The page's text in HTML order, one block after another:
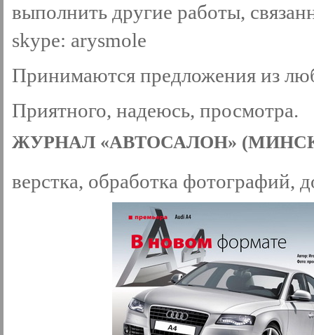
выполнить другие работы,
skype: arysmole
Принимаются предложения из
Приятного, надеюсь, просмотра.
ЖУРНАЛ «АВТОСАЛОН»
верстка, обработка фотографий,